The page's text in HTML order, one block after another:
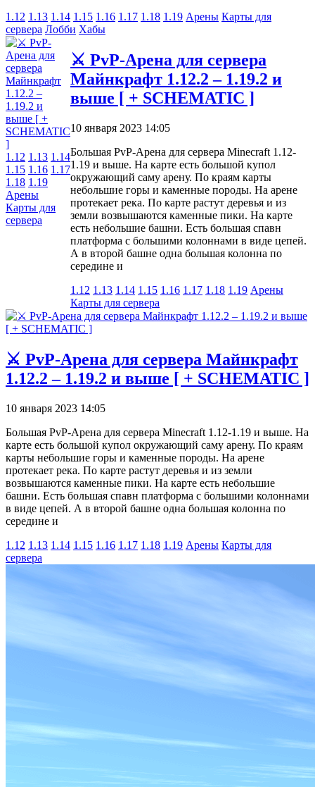
1.12 1.13 1.14 1.15 1.16 1.17 1.18 1.19 Арены Карты для
сервера Лобби Хабы
1.12 1.13 1.14
1.15 1.16 1.17
1.18 1.19
Арены
Карты для
сервера
⚔️ PvP-Арена для сервера
Майнкрафт 1.12.2 – 1.19.2 и
выше [ + SCHEMATIC ]
10 января 2023 14:05
Большая PvP-Арена для сервера Minecraft 1.12-
1.19 и выше. На карте есть большой купол
окружающий саму арену. По краям карты
небольшие горы и каменные породы. На арене
протекает река. По карте растут деревья и из
земли возвышаются каменные пики. На карте
есть небольшие башни. Есть большая спавн
платформа с большими колоннами в виде цепей.
А в второй башне одна большая колонна по
середине и
1.12 1.13 1.14 1.15 1.16 1.17 1.18 1.19 Арены
Карты для сервера
⚔️ PvP-Арена для сервера Майнкрафт
1.12.2 – 1.19.2 и выше [ + SCHEMATIC ]
10 января 2023 14:05
Большая PvP-Арена для сервера Minecraft 1.12-1.19 и выше. На
карте есть большой купол окружающий саму арену. По краям
карты небольшие горы и каменные породы. На арене
протекает река. По карте растут деревья и из земли
возвышаются каменные пики. На карте есть небольшие
башни. Есть большая спавн платформа с большими колоннами
в виде цепей. А в второй башне одна большая колонна по
середине и
1.12 1.13 1.14 1.15 1.16 1.17 1.18 1.19 Арены Карты для
сервера